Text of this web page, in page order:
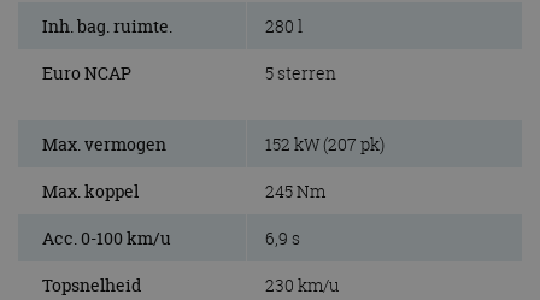
Inh. bag. ruimte. 280 l
Euro NCAP 5 sterren
Max. vermogen 152 kW (207 pk)
Max. koppel 245 Nm
Acc. 0-100 km/u 6,9 s
Topsnelheid 230 km/u